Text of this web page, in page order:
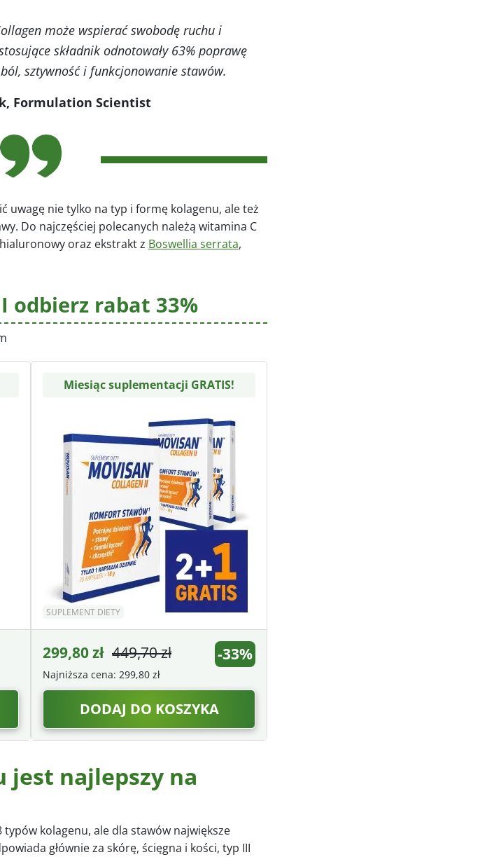
może wspierać swobodę ruchu i
składnik odnotowały 63% poprawę
sztywność i funkcjonowanie stawów.
Formulation Scientist
uwagę nie tylko na typ i formę kolagenu, ale też
Do najczęściej polecanych należą witamina C
oraz ekstrakt z Boswellia serrata,
odbierz rabat 33%
Miesiąc suplementacji GRATIS!
SUPLEMENT DIETY
299,80zł 449,70zł -33%
Najniższa cena: 299,80 zł
DODAJ DO KOSZYKA
jest najlepszy na
kolagenu, ale dla stawów największe
głównie za skórę, ścięgna i kości, typ III